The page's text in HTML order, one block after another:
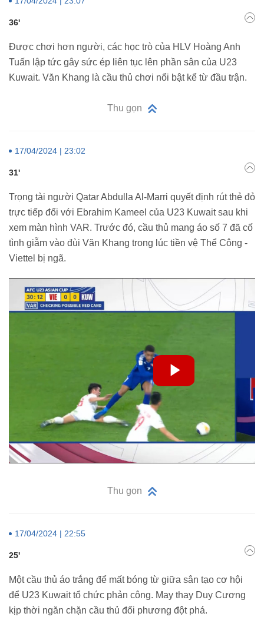
36'
Được chơi hơn người, các học trò của HLV Hoàng Anh
Tuấn lập tức gây sức ép liên tục lên phần sân của U23
Kuwait. Văn Khang là cầu thủ chơi nổi bật kể từ đầu trận.
Thu gọn
17/04/2024 | 23:02
31'
Trọng tài người Qatar Abdulla Al-Marri quyết định rút thẻ đỏ
trực tiếp đối với Ebrahim Kameel của U23 Kuwait sau khi
xem màn hình VAR. Trước đó, cầu thủ mang áo số 7 đã cố
tình giẫm vào đùi Văn Khang trong lúc tiền vệ Thể Công -
Viettel bị ngã.
Thu gọn
17/04/2024 | 22:55
25'
Một cầu thủ áo trắng để mất bóng từ giữa sân tạo cơ hội
để U23 Kuwait tổ chức phản công. May thay Duy Cương
kịp thời ngăn chặn cầu thủ đối phương đột phá.